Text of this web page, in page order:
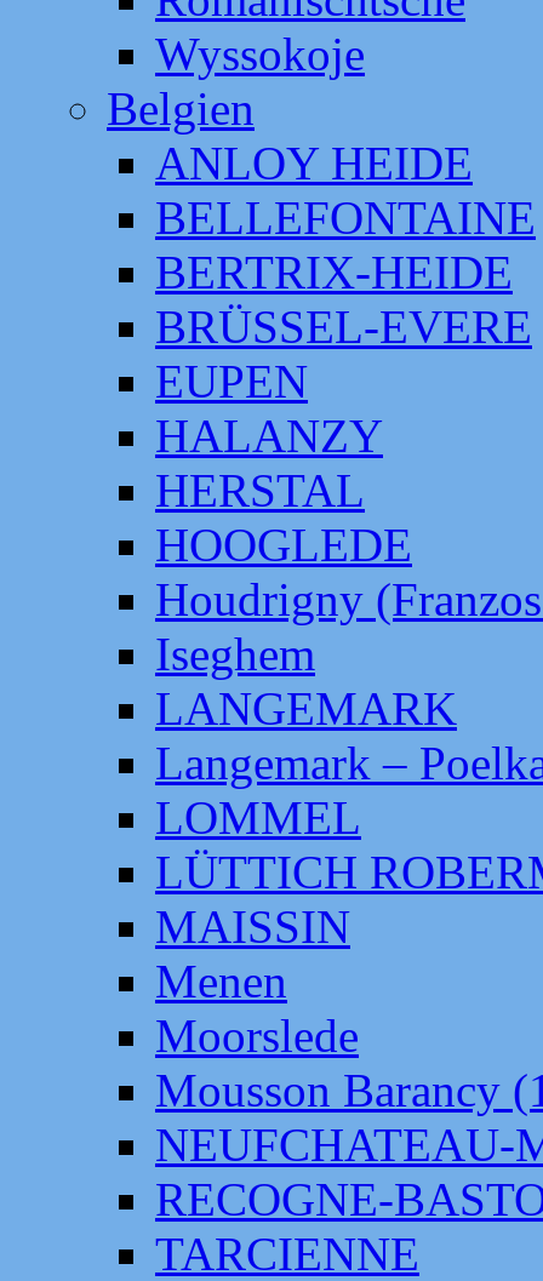
Wyssokoje
Belgien
ANLOY HEIDE
BELLEFONTAINE
BERTRIX-HEIDE
BRÜSSEL-EVERE
EUPEN
HALANZY
HERSTAL
HOOGLEDE
Houdrigny
Iseghem
LANGEMARK
Langemark –
LOMMEL
LÜTTICH
MAISSIN
Menen
Moorslede
Mousson Barancy
NEUFCHATEAU-
RECOGNE-
TARCIENNE